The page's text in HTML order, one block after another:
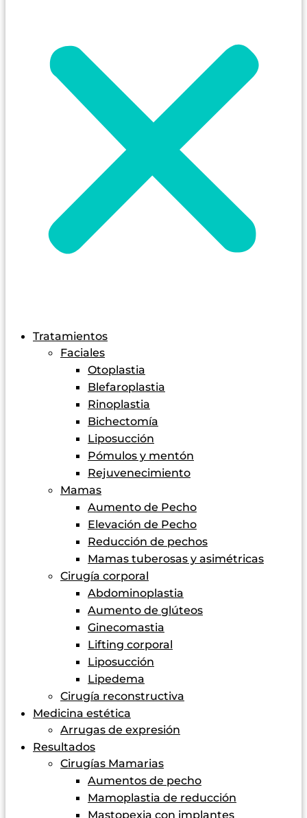
Tratamientos
Faciales
Otoplastia
Blefaroplastia
Rinoplastia
Bichectomía
Liposucción
Pómulos y mentón
Rejuvenecimiento
Mamas
Aumento de Pecho
Elevación de Pecho
Reducción de pechos
Mamas tuberosas y asimétricas
Cirugía corporal
Abdominoplastia
Aumento de glúteos
Ginecomastia
Lifting corporal
Liposucción
Lipedema
Cirugía reconstructiva
Medicina estética
Arrugas de expresión
Resultados
Cirugías Mamarias
Aumentos de pecho
Mamoplastia de reducción
Mastopexia con implantes